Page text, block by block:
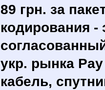
89 грн. за
кодирования -
укр. рынка
кабель,